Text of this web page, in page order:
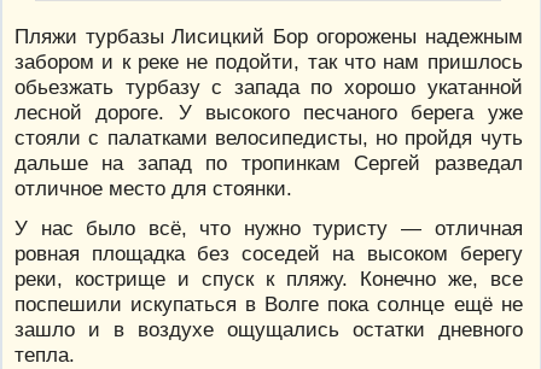
Пляжи турбазы Лисицкий Бор огорожены надежным
забором и к реке не подойти, так что нам пришлось
обьезжать турбазу с запада по хорошо укатанной
лесной дороге. У высокого песчаного берега уже
стояли с палатками велосипедисты, но пройдя чуть
дальше на запад по тропинкам Сергей разведал
отличное место для стоянки.
У нас было всё, что нужно туристу — отличная
ровная площадка без соседей на высоком берегу
реки, кострище и спуск к пляжу. Конечно же, все
поспешили искупаться в Волге пока солнце ещё не
зашло и в воздухе ощущались остатки дневного
тепла.